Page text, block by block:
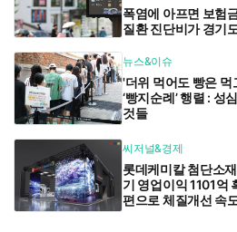
폭염에 아프면 보험
질환 진단비가 경기
뉴스&이슈
'더위 먹어도 빵은 먹
‘빵지순례’ 행렬 : 성
것들
씨저널&경제
롯데케미칼 첨단소
기 영업이익 1101억
편으로 체질개선 속